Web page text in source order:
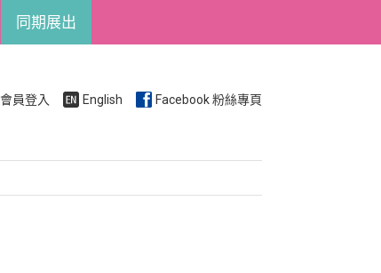
同期展出
會員登入 English Facebook 粉絲專頁